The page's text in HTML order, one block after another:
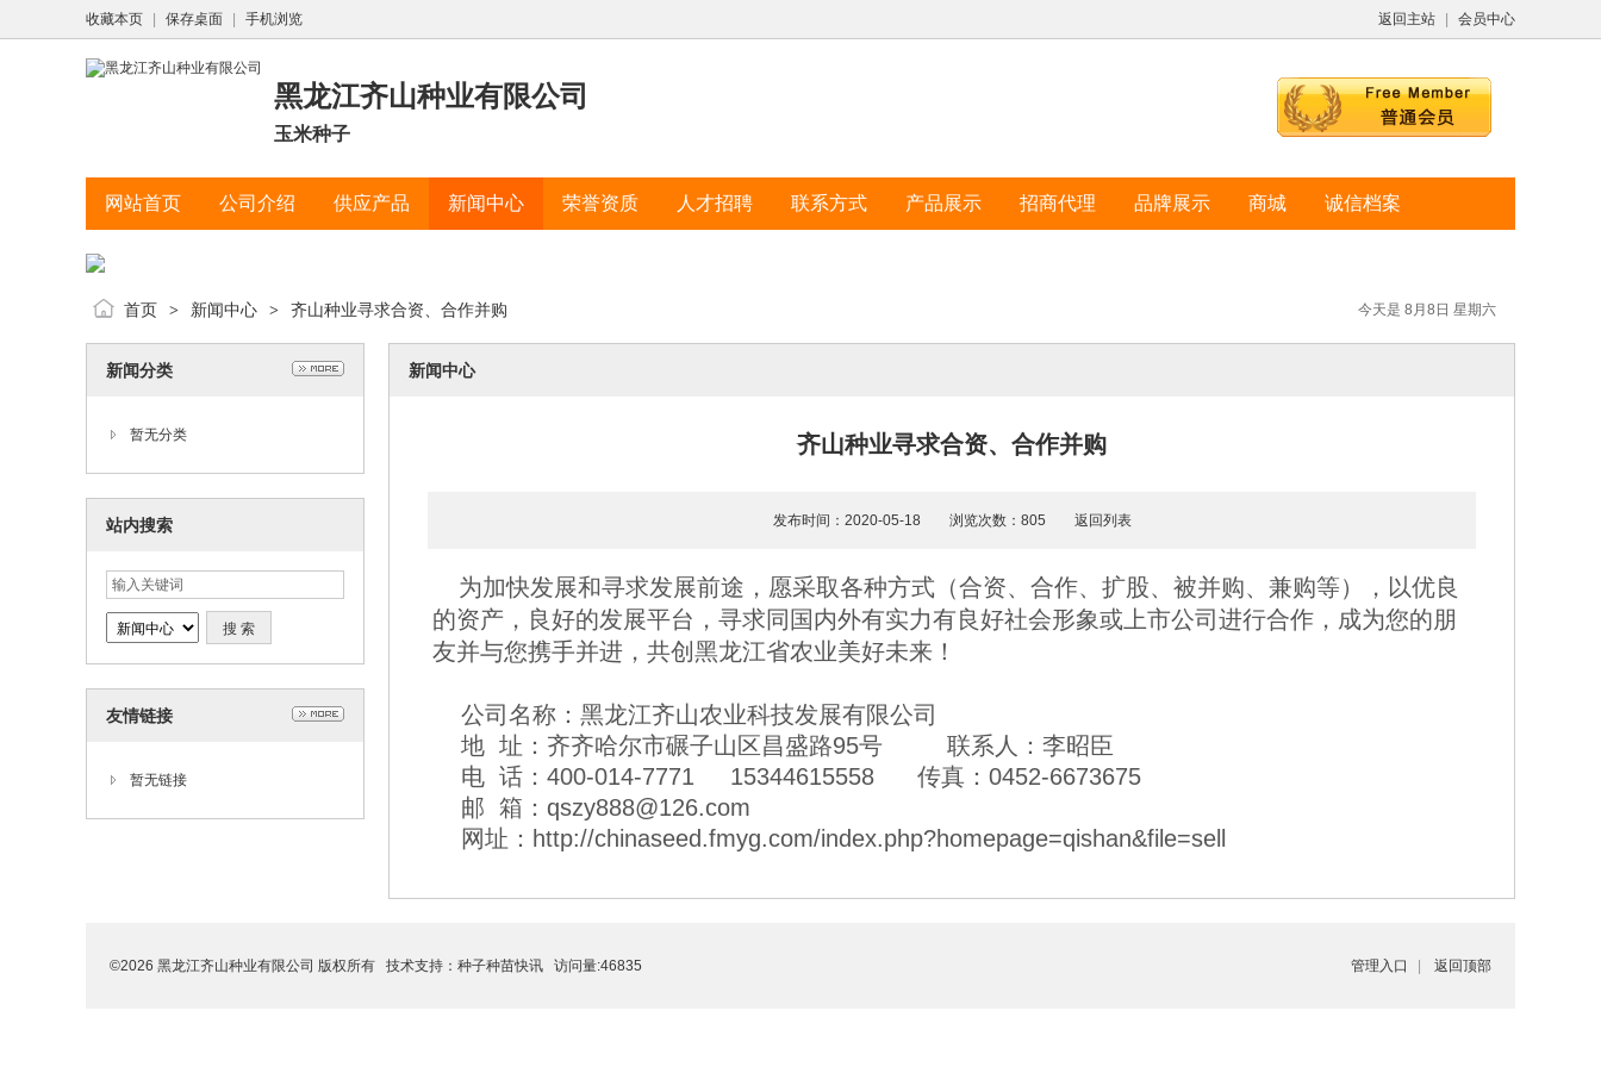
返回主站 会员中心
收藏本页 保存桌面 手机浏览
黑龙江齐山种业有限公司
玉米种子
网站首页 公司介绍 供应产品 新闻中心 荣誉资质 人才招聘 联系方式 产品展示 招商代理 品牌展示 商城 诚信档案
今天是 8月8日 星期六
首页 > 新闻中心 > 齐山种业寻求合资、合作并购
新闻分类
暂无分类
站内搜索
友情链接
暂无链接
新闻中心
齐山种业寻求合资、合作并购
发布时间：2020-05-18 浏览次数：805 返回列表
为加快发展和寻求发展前途，愿采取各种方式（合资、合作、扩股、被并购、兼购等），以优良
的资产，良好的发展平台，寻求同国内外有实力有良好社会形象或上市公司进行合作，成为您的朋
友并与您携手并进，共创黑龙江省农业美好未来！
公司名称：黑龙江齐山农业科技发展有限公司
地 址：齐齐哈尔市碾子山区昌盛路95号 联系人：李昭臣
电 话：400-014-7771 15344615558 传真：0452-6673675
邮 箱：qszy888@126.com
网址：http://chinaseed.fmyg.com/index.php?homepage=qishan&file=sell
管理入口 返回顶部
©2026 黑龙江齐山种业有限公司 版权所有 技术支持： 种子种苗快讯 访问量:46835